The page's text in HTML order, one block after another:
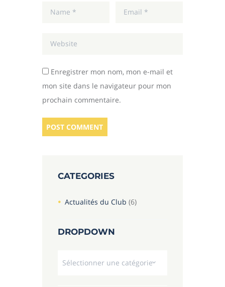
Enregistrer mon nom, mon e-mail et
mon site dans le navigateur pour mon
prochain commentaire.
CATEGORIES
Actualités du Club (6)
DROPDOWN